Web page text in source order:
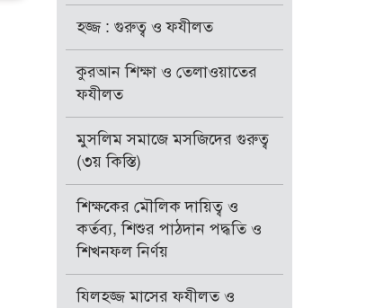
হজ্জ : গুরুত্ব ও ফযীলত
কুরআন শিক্ষা ও তেলাওয়াতের
ফযীলত
মুসলিম সমাজে মসজিদের গুরুত্ব
(৩য় কিস্তি)
শিক্ষকের মৌলিক দায়িত্ব ও
কর্তব্য, শিশুর পাঠদান পদ্ধতি ও
শিখনফল নির্ণয়
যিলহজ্জ মাসের ফযীলত ও